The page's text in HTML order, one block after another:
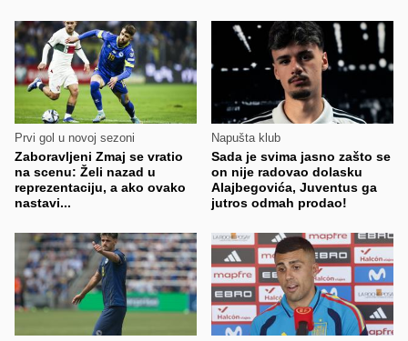
Prvi gol u novoj sezoni
Zaboravljeni Zmaj se vratio
na scenu: Želi nazad u
reprezentaciju, a ako ovako
nastavi...
Napušta klub
Sada je svima jasno zašto se
on nije radovao dolasku
Alajbegovića, Juventus ga
jutros odmah prodao!